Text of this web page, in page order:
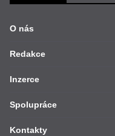
O nás
Redakce
Inzerce
Spolupráce
Kontakty